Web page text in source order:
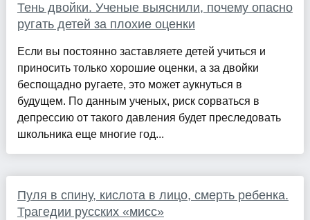
Тень двойки. Ученые выяснили, почему опасно
ругать детей за плохие оценки
Если вы постоянно заставляете детей учиться и
приносить только хорошие оценки, а за двойки
беспощадно ругаете, это может аукнуться в
будущем. По данным ученых, риск сорваться в
депрессию от такого давления будет преследовать
школьника еще многие год...
Пуля в спину, кислота в лицо, смерть ребенка.
Трагедии русских «мисс»